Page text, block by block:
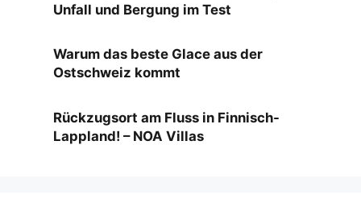
Unfall und Bergung im Test
Warum das beste Glace aus der
Ostschweiz kommt
Rückzugsort am Fluss in Finnisch-
Lappland! – NOA Villas